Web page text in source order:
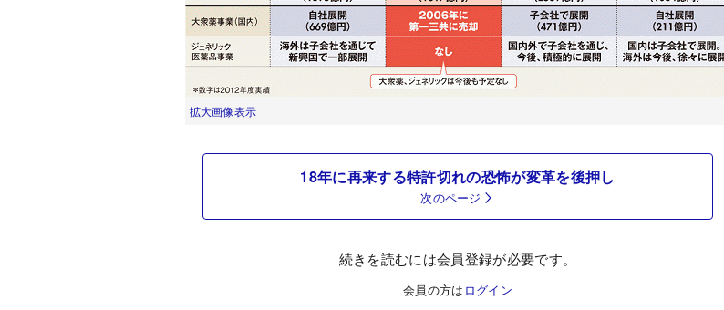
拡大画像表示
18年に再来する特許切れの恐怖が変革を後押し
次のページ
続きを読むには会員登録が必要です。
会員の方は ログイン